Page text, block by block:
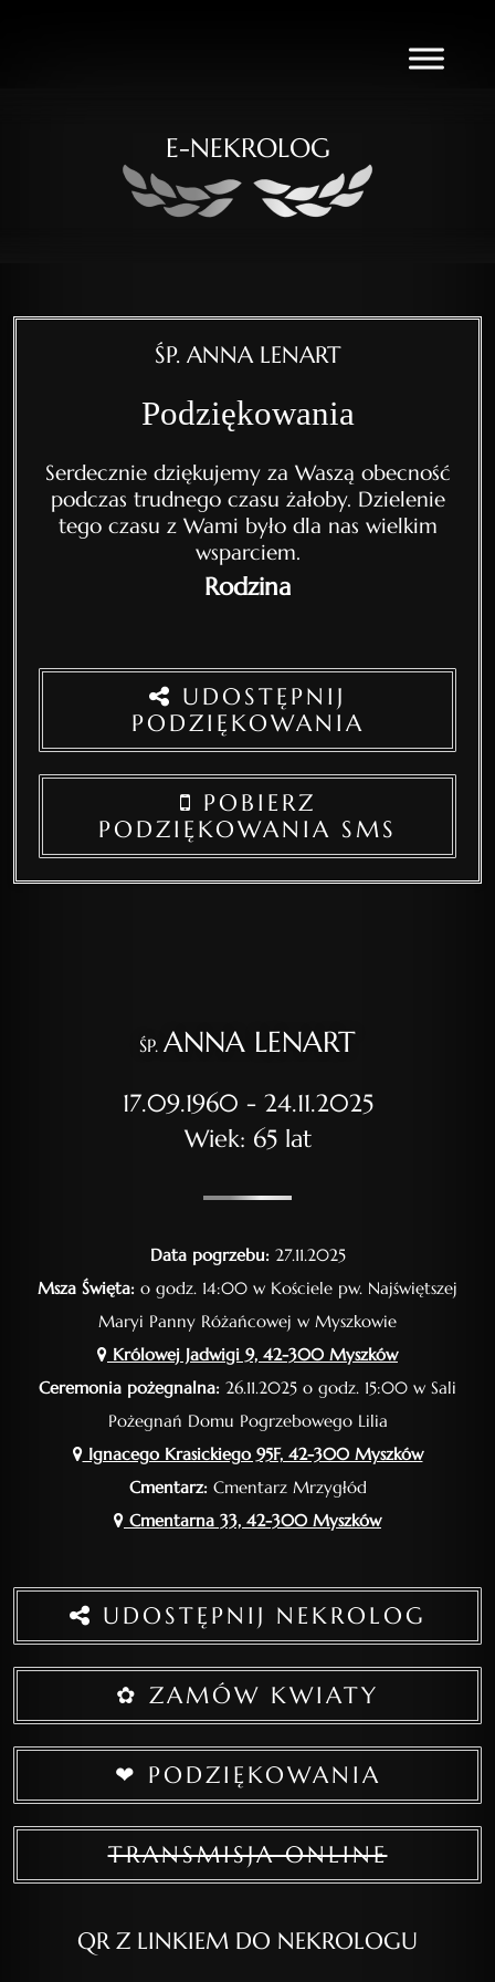
E-NEKROLOG
ŚP. ANNA LENART
Podziękowania
Serdecznie dziękujemy za Waszą obecność
podczas trudnego czasu żałoby. Dzielenie
tego czasu z Wami było dla nas wielkim
wsparciem.
Rodzina
UDOSTĘPNIJ
PODZIĘKOWANIA
POBIERZ
PODZIĘKOWANIA SMS
ŚP. ANNA LENART
17.09.1960 - 24.11.2025
Wiek: 65 lat
Data pogrzebu:27.11.2025
Msza Święta: o godz. 14:00 w Kościele pw. Najświętszej
Maryi Panny Różańcowej w Myszkowie
Królowej Jadwigi 9, 42-300 Myszków
Ceremonia pożegnalna: 26.11.2025 o godz. 15:00 w Sali
Pożegnań Domu Pogrzebowego Lilia
Ignacego Krasickiego 95F, 42-300 Myszków
Cmentarz:Cmentarz Mrzygłód
Cmentarna 33, 42-300 Myszków
UDOSTĘPNIJ NEKROLOG
✿ ZAMÓW KWIATY
❤ PODZIĘKOWANIA
TRANSMISJA ONLINE
QR Z LINKIEM DO NEKROLOGU